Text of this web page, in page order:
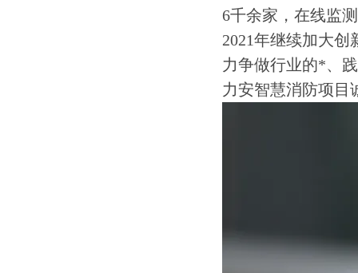
6千余家，在线监
2021年继续加大
力争做行业的*、
力安智慧消防项目